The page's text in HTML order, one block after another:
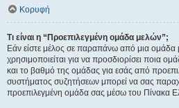
Κορυφή
Τι είναι η “Προεπιλεγμένη ομάδα μελών”;
Εάν είστε μέλος σε παραπάνω από μια ομάδα
χρησιμοποιείται για να προσδιορίσει ποια
και το βαθμό της ομάδας για εσάς από
συστήματος συζητήσεων μπορεί να σας
προεπιλεγμένη ομάδα σας μέσω του Πίνακα